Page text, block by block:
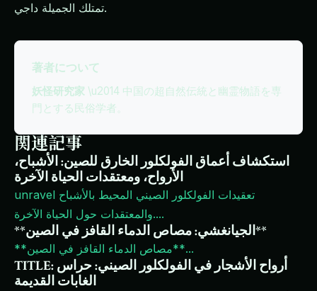
تمتلك الجميلة داجي.
著者について
妖怪研究家 \u2014 中国の超自然伝統と幽霊物語を専
門とする民俗学者。
関連記事
استكشاف أعماق الفولكلور الخارق للصين: الأشباح،
الأرواح، ومعتقدات الحياة الآخرة
unravel تعقيدات الفولكلور الصيني المحيط بالأشباح
والمعتقدات حول الحياة الآخرة....
**الجيانغشي: مصاص الدماء القافز في الصين**
**مصاص الدماء القافز في الصين**...
TITLE: أرواح الأشجار في الفولكلور الصيني: حراس
الغابات القديمة